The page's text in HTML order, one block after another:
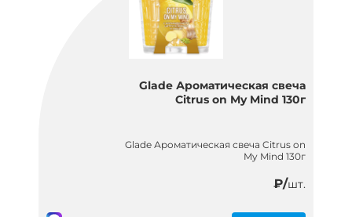
Glade Ароматическая свеча
Citrus on My Mind 130г
Glade Ароматическая свеча Citrus on
My Mind 130г
₽/шт.